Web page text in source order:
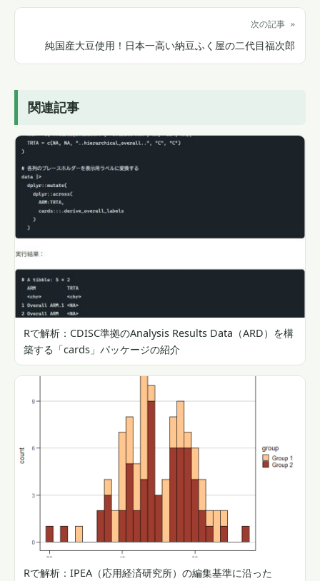
次の記事 »
純国産大豆使用！日本一高い納豆ふく屋の二代目福次郎
関連記事
Rで解析：CDISC準拠のAnalysis Results Data（ARD）を構
築する「cards」パッケージの紹介
Rで解析：IPEA（応用経済研究所）の編集基準に沿った